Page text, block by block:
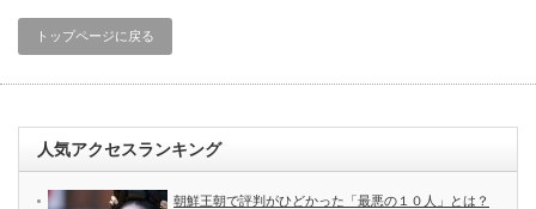
トップページに戻る
人気アクセスランキング
朝鮮王朝で評判がひどかった「最悪の１０人」とは？